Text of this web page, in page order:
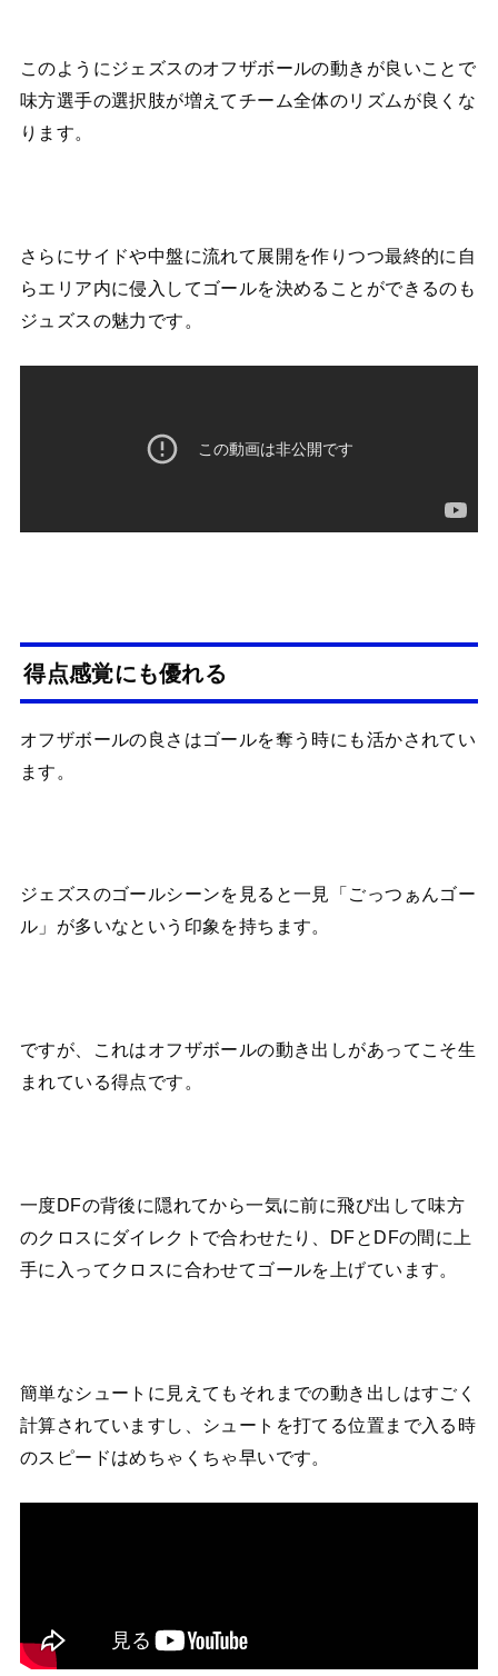
このようにジェズスのオフザボールの動きが良いことで
味方選手の選択肢が増えてチーム全体のリズムが良くな
ります。
さらにサイドや中盤に流れて展開を作りつつ最終的に自
らエリア内に侵入してゴールを決めることができるのも
ジュズスの魅力です。
得点感覚にも優れる
オフザボールの良さはゴールを奪う時にも活かされてい
ます。
ジェズスのゴールシーンを見ると一見「ごっつぁんゴー
ル」が多いなという印象を持ちます。
ですが、これはオフザボールの動き出しがあってこそ生
まれている得点です。
一度DFの背後に隠れてから一気に前に飛び出して味方
のクロスにダイレクトで合わせたり、DFとDFの間に上
手に入ってクロスに合わせてゴールを上げています。
簡単なシュートに見えてもそれまでの動き出しはすごく
計算されていますし、シュートを打てる位置まで入る時
のスピードはめちゃくちゃ早いです。